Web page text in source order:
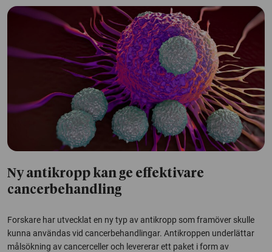
Ny antikropp kan ge effektivare
cancerbehandling
Forskare har utvecklat en ny typ av antikropp som framöver skulle
kunna användas vid cancerbehandlingar. Antikroppen underlättar
målsökning av cancerceller och levererar ett paket i form av